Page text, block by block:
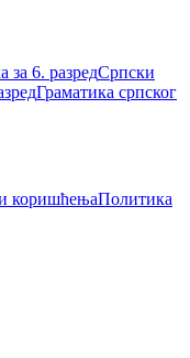
за 6. разредСрпски
Граматика српског
коришћењаПолитика